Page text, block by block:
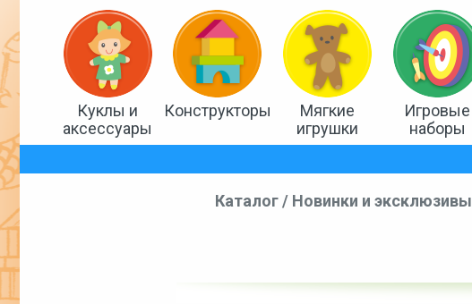
Куклы и
аксессуары
Конструкторы
Мягкие
игрушки
Игровые
наборы
Каталог / Новинки и эксклюзивы